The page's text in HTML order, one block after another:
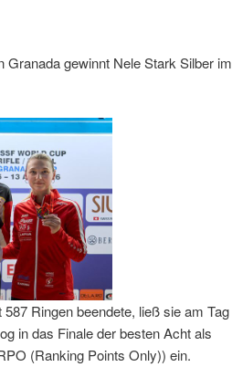
gewinnt Nele Stark Silber im
Ringen beendete, ließ sie am Tag
in das Finale der besten Acht als
(Ranking Points Only)) ein.